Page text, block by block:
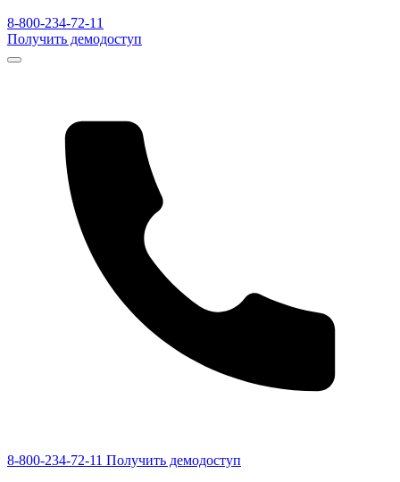
8-800-234-72-11
Получить демодоступ
8-800-234-72-11 Получить демодоступ